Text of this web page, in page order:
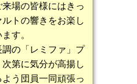
場の皆様にはきっ
トの響きをお楽し
す。
の「レミファ」プ
第に気分が高揚し
う団員一同頑張っ